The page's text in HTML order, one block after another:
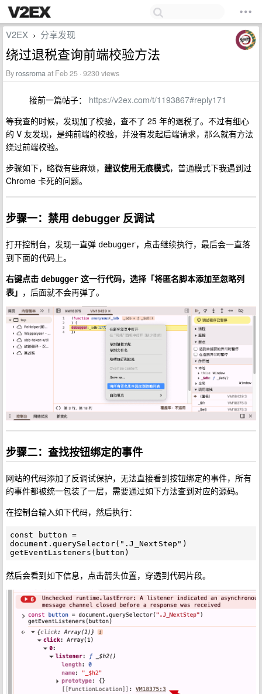
V2EX › 分享发现
绕过退税查询前端校验方法
By rossromaat Feb 25 · 9230 views
接前一篇帖子： https://v2ex.com/t/1193867#reply171
等我查的时候，发现加了校验，查不了 25 年的退税了。不过有细心
的 V 友发现，是纯前端的校验，并没有发起后端请求，那么就有方法
绕过前端校验。
步骤如下，略微有些麻烦， 建议使用无痕模式，普通模式下我遇到过
Chrome 卡死的问题。
步骤一：禁用 debugger 反调试
打开控制台，发现一直弹 debugger，点击继续执行，最后会一直落
到下面的代码上。
右键点击 debugger 这一行代码，选择「将匿名脚本添加至忽略列
表」 ，后面就不会再弹了。
步骤二：查找按钮绑定的事件
网站的代码添加了反调试保护，无法直接看到按钮绑定的事件，所有
的事件都被统一包装了一层，需要通过如下方法查到对应的源码。
在控制台输入如下代码，然后执行：
const button =
document.querySelector(".J_NextStep")
然后会看到如下信息，点击箭头位置，穿透到代码片段。